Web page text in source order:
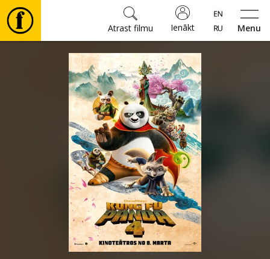
Menu
Ienākt
Atrast filmu
Pasākumi